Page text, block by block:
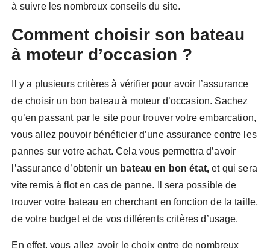
à suivre les nombreux conseils du site.
Comment choisir son bateau
à moteur d’occasion ?
Il y a plusieurs critères à vérifier pour avoir l’assurance
de choisir un bon bateau à moteur d’occasion. Sachez
qu’en passant par le site pour trouver votre embarcation,
vous allez pouvoir bénéficier d’une assurance contre les
pannes sur votre achat. Cela vous permettra d’avoir
l’assurance d’obtenir un bateau en bon état, et qui sera
vite remis à flot en cas de panne. Il sera possible de
trouver votre bateau en cherchant en fonction de la taille,
de votre budget et de vos différents critères d’usage.
En effet, vous allez avoir le choix entre de nombreux